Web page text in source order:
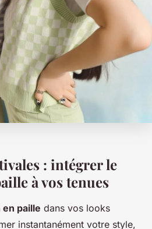
: intégrer le
à vos tenues
en paille dans vos looks
instantanément votre style,